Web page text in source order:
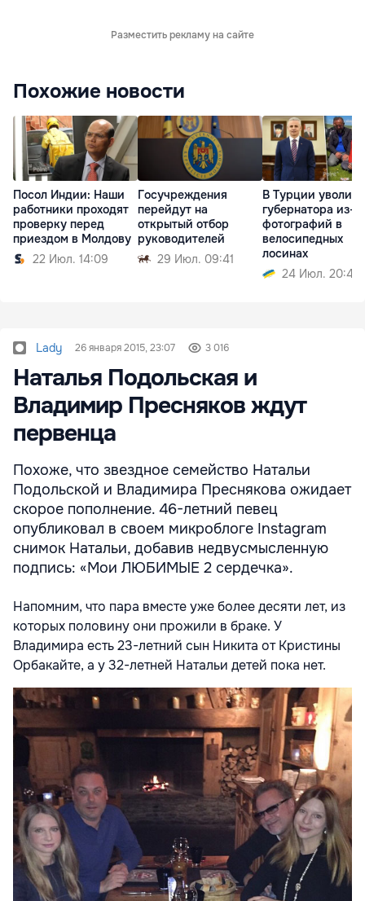
Разместить рекламу на сайте
Похожие новости
Посол Индии: Наши
работники проходят
проверку перед
приездом в Молдову
22 Июл. 14:09
Госучреждения
перейдут на
открытый отбор
руководителей
29 Июл. 09:41
В Турции уволили
губернатора из-
фотографий в
велосипедных
лосинах
24 Июл. 20:45
Lady 26 января 2015, 23:07 3 016
Наталья Подольская и
Владимир Пресняков ждут
первенца
Похоже, что звездное семейство Натальи
Подольской и Владимира Преснякова ожидает
скорое пополнение. 46-летний певец
опубликовал в своем микроблоге Instagram
снимок Натальи, добавив недвусмысленную
подпись: «Мои ЛЮБИМЫЕ 2 сердечка».
Напомним, что пара вместе уже более десяти лет, из
которых половину они прожили в браке. У
Владимира есть 23-летний сын Никита от Кристины
Орбакайте, а у 32-летней Натальи детей пока нет.